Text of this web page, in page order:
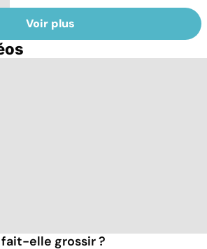
Voir plus
elle grossir ?